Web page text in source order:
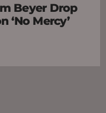
Beyer Drop
‘No Mercy’